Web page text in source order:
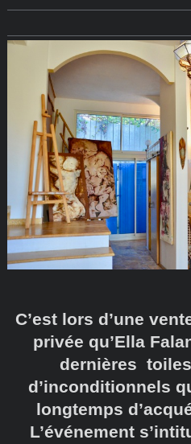
C’est lors d’une
privée qu’Ella
dernières
d’inconditionnels
longtemps
L’événement